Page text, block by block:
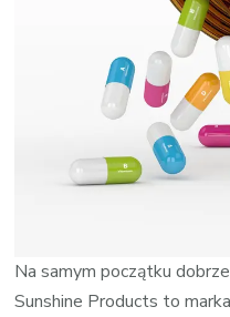
Na samym początku
Sunshine Products to